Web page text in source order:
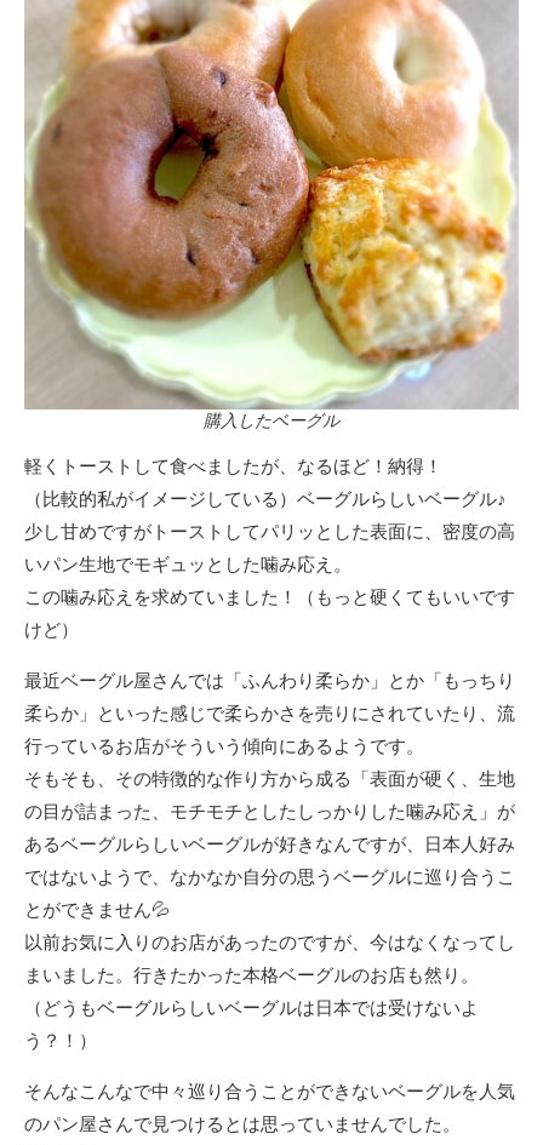
購入したベーグル
軽くトーストして食べましたが、なるほど！納得！
（比較的私がイメージしている）ベーグルらしいベーグル♪
少し甘めですがトーストしてパリッとした表面に、密度の高
いパン生地でモギュッとした噛み応え。
この噛み応えを求めていました！（もっと硬くてもいいです
けど）
最近ベーグル屋さんでは「ふんわり柔らか」とか「もっちり
柔らか」といった感じで柔らかさを売りにされていたり、流
行っているお店がそういう傾向にあるようです。
そもそも、その特徴的な作り方から成る「表面が硬く、生地
の目が詰まった、モチモチとしたしっかりした噛み応え」が
あるベーグルらしいベーグルが好きなんですが、日本人好み
ではないようで、なかなか自分の思うベーグルに巡り合うこ
とができません💦
以前お気に入りのお店があったのですが、今はなくなってし
まいました。行きたかった本格ベーグルのお店も然り。
（どうもベーグルらしいベーグルは日本では受けないよ
う？！）
そんなこんなで中々巡り合うことができないベーグルを人気
のパン屋さんで見つけるとは思っていませんでした。